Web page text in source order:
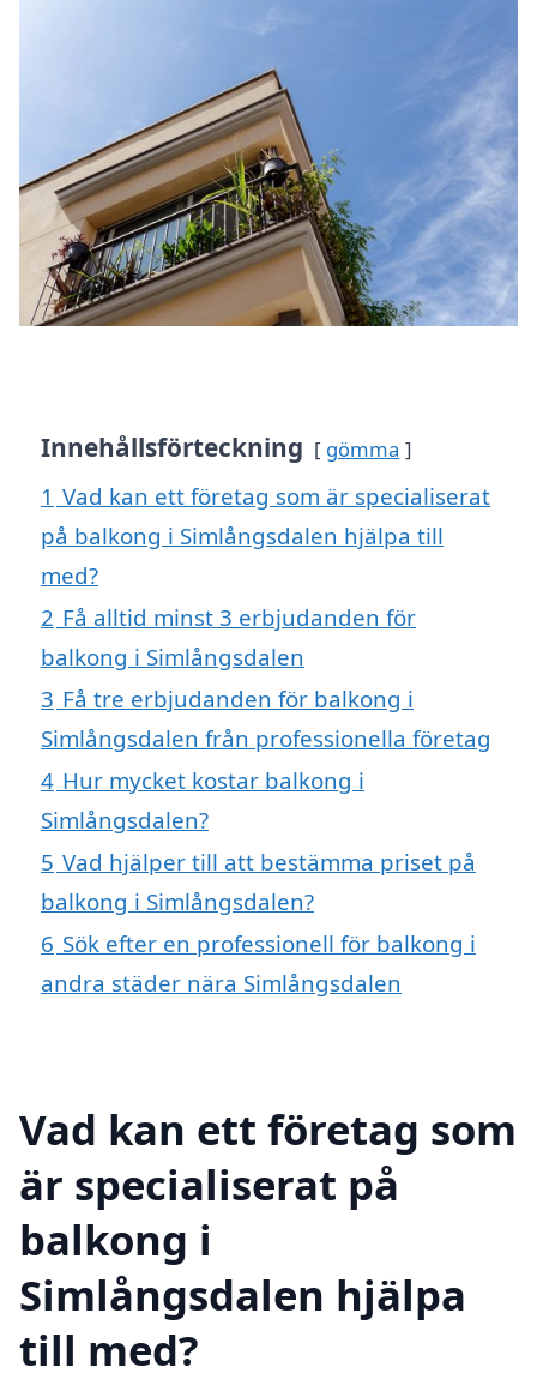
Innehållsförteckning gömma
1 Vad kan ett företag som är specialiserat
på balkong i Simlångsdalen hjälpa till
med?
2 Få alltid minst 3 erbjudanden för
balkong i Simlångsdalen
3 Få tre erbjudanden för balkong i
Simlångsdalen från professionella företag
4 Hur mycket kostar balkong i
Simlångsdalen?
5 Vad hjälper till att bestämma priset på
balkong i Simlångsdalen?
6 Sök efter en professionell för balkong i
andra städer nära Simlångsdalen
Vad kan ett företag som
är specialiserat på
balkong i
Simlångsdalen hjälpa
till med?